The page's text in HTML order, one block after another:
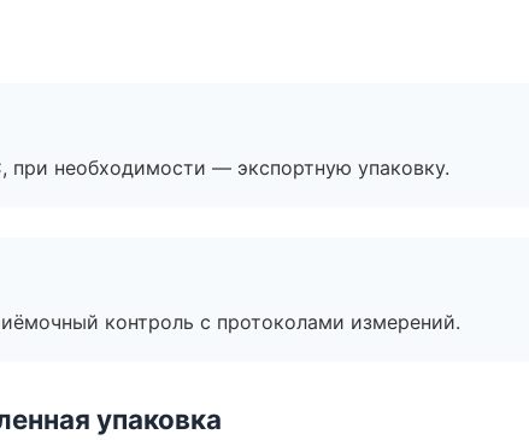
необходимости — экспортную упаковку.
контроль с протоколами измерений.
упаковка